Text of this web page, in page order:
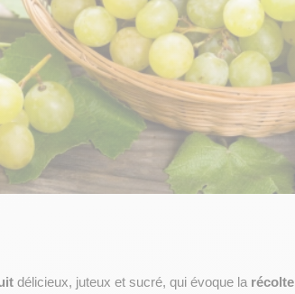
délicieux, juteux et sucré, qui évoque la récolte